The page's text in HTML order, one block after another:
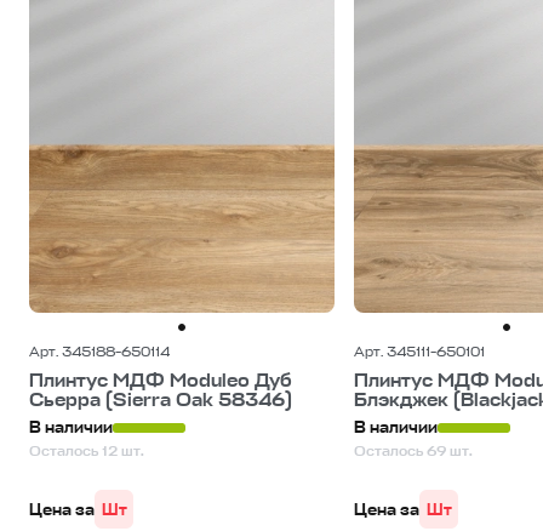
Арт. 345188-650114
Плинтус МДФ Moduleo Дуб
Сьерра (Sierra Oak 58346)
В наличии
Осталось 12 шт.
Цена за Шт
Арт. 345111-650101
Плинтус МДФ
Блэкджек
В наличии
Осталось 69 шт.
Цена за Шт